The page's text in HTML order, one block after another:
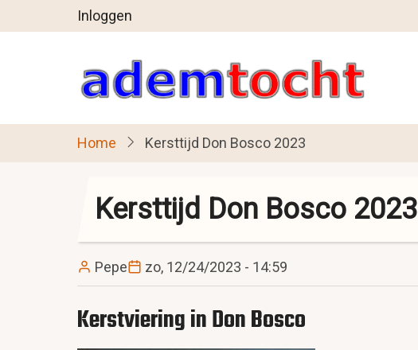
en
gaan
User
account
menu
Inloggen
Home Kersttijd Don Bosco 2023
Kersttijd Don Bosco 2023
Pepe zo, 12/24/2023 - 14:59
Kerstviering in Don Bosco